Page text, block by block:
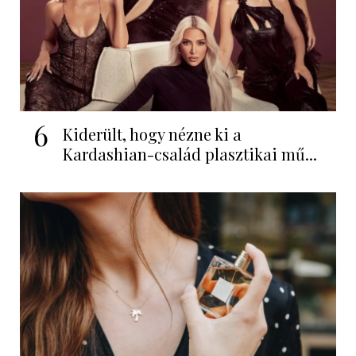
6
Kiderült, hogy nézne ki a
Kardashian-család plasztikai mű...